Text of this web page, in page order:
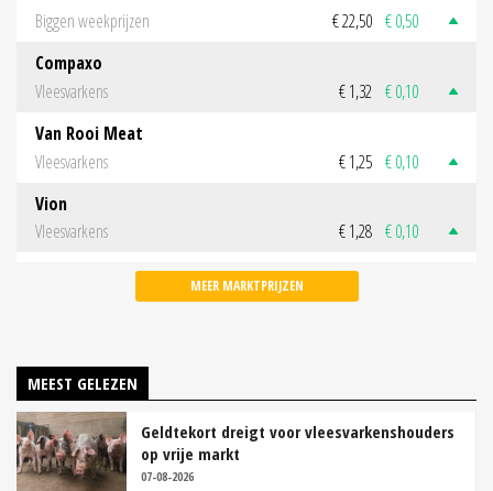
Biggen weekprijzen
€ 22,50 € 0,50
Compaxo
Vleesvarkens
€ 1,32 € 0,10
Van Rooi Meat
Vleesvarkens
€ 1,25 € 0,10
Vion
Vleesvarkens
€ 1,28 € 0,10
MEER MARKTPRIJZEN
MEEST GELEZEN
Geldtekort dreigt voor vleesvarkenshouders
op vrije markt
07-08-2026